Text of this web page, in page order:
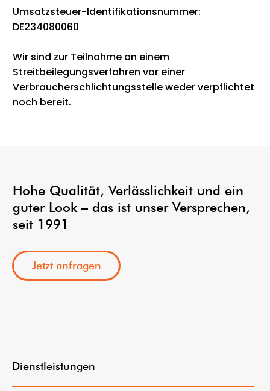
Umsatzsteuer-Identifikationsnummer:
DE234080060
Wir sind zur Teilnahme an einem
Streitbeilegungsverfahren vor einer
Verbraucherschlichtungsstelle weder verpflichtet
noch bereit.
Hohe Qualität, Verlässlichkeit und ein
guter Look – das ist unser Versprechen,
seit 1991
Jetzt anfragen
Dienstleistungen